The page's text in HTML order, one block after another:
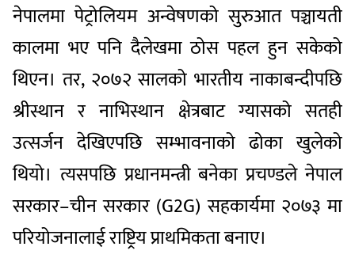
नेपालमा पेट्रोलियम अन्वेषणको सुरुआत पञ्चायती
कालमा भए पनि दैलेखमा ठोस पहल हुन सकेको
थिएन। तर, २०७२ सालको भारतीय नाकाबन्दीपछि
श्रीस्थान र नाभिस्थान क्षेत्रबाट ग्यासको सतही
उत्सर्जन देखिएपछि सम्भावनाको ढोका खुलेको
थियो। त्यसपछि प्रधानमन्त्री बनेका प्रचण्डले नेपाल
सरकार–चीन सरकार (G2G) सहकार्यमा २०७३ मा
परियोजनालाई राष्ट्रिय प्राथमिकता बनाए।